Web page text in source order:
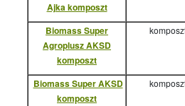
Ajka komposzt
Biomass Super
Agroplusz AKSD
komposzt
Biomass Super AKSD
komposzt